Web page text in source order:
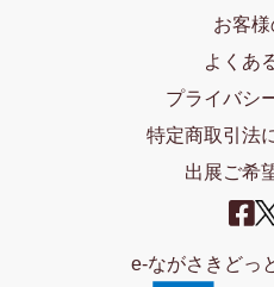
お客
よくあ
プライバシ
特定商取引法
出展ご希
e-ながさきどっ